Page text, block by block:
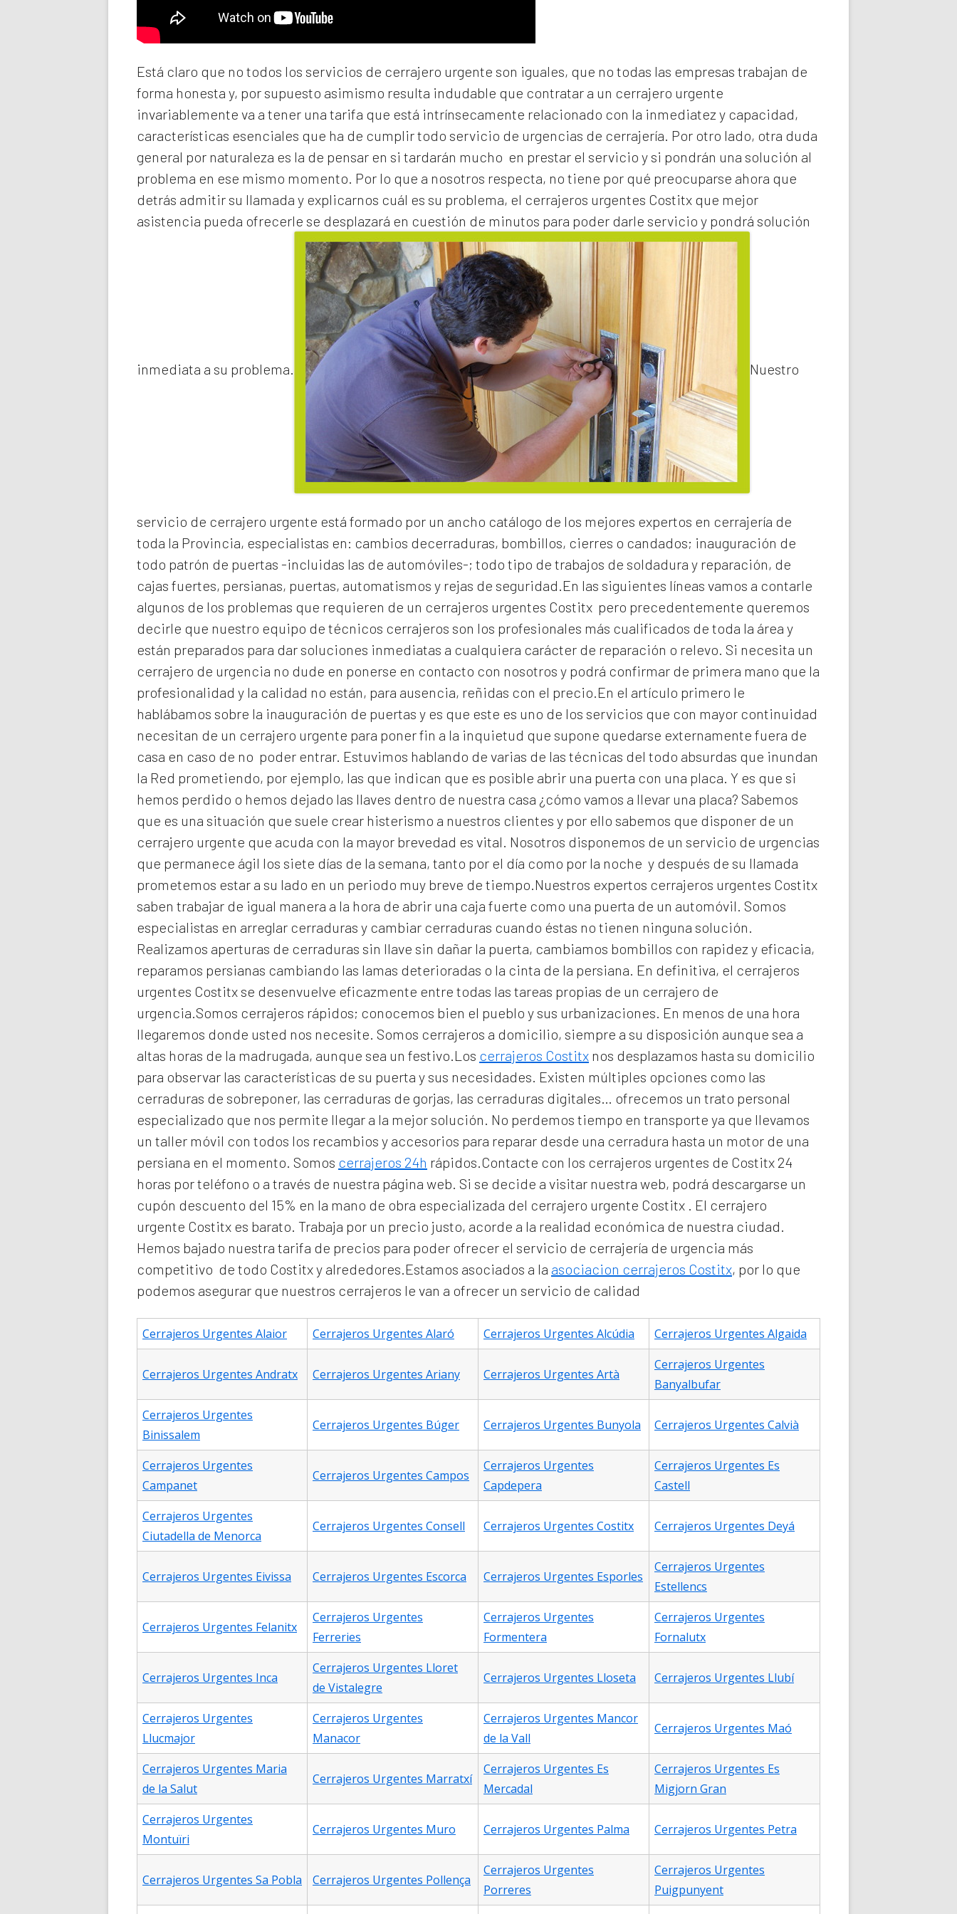
Está claro que no todos los servicios de cerrajero urgente son iguales, que no todas las empresas trabajan de
forma honesta y, por supuesto asimismo resulta indudable que contratar a un cerrajero urgente
invariablemente va a tener una tarifa que está intrínsecamente relacionado con la inmediatez y capacidad,
características esenciales que ha de cumplir todo servicio de urgencias de cerrajería. Por otro lado, otra duda
general por naturaleza es la de pensar en si tardarán mucho en prestar el servicio y si pondrán una solución al
problema en ese mismo momento. Por lo que a nosotros respecta, no tiene por qué preocuparse ahora que
detrás admitir su llamada y explicarnos cuál es su problema, el cerrajeros urgentes Costitx que mejor
asistencia pueda ofrecerle se desplazará en cuestión de minutos para poder darle servicio y pondrá solución
inmediata a su problema. Nuestro
servicio de cerrajero urgente está formado por un ancho catálogo de los mejores expertos en cerrajería de
toda la Provincia, especialistas en: cambios decerraduras, bombillos, cierres o candados; inauguración de
todo patrón de puertas -incluidas las de automóviles-; todo tipo de trabajos de soldadura y reparación, de
cajas fuertes, persianas, puertas, automatismos y rejas de seguridad.En las siguientes líneas vamos a contarle
algunos de los problemas que requieren de un cerrajeros urgentes Costitx pero precedentemente queremos
decirle que nuestro equipo de técnicos cerrajeros son los profesionales más cualificados de toda la área y
están preparados para dar soluciones inmediatas a cualquiera carácter de reparación o relevo. Si necesita un
cerrajero de urgencia no dude en ponerse en contacto con nosotros y podrá confirmar de primera mano que la
profesionalidad y la calidad no están, para ausencia, reñidas con el precio.En el artículo primero le
hablábamos sobre la inauguración de puertas y es que este es uno de los servicios que con mayor continuidad
necesitan de un cerrajero urgente para poner fin a la inquietud que supone quedarse externamente fuera de
casa en caso de no poder entrar. Estuvimos hablando de varias de las técnicas del todo absurdas que inundan
la Red prometiendo, por ejemplo, las que indican que es posible abrir una puerta con una placa. Y es que si
hemos perdido o hemos dejado las llaves dentro de nuestra casa ¿cómo vamos a llevar una placa? Sabemos
que es una situación que suele crear histerismo a nuestros clientes y por ello sabemos que disponer de un
cerrajero urgente que acuda con la mayor brevedad es vital. Nosotros disponemos de un servicio de urgencias
que permanece ágil los siete días de la semana, tanto por el día como por la noche y después de su llamada
prometemos estar a su lado en un periodo muy breve de tiempo.Nuestros expertos cerrajeros urgentes Costitx
saben trabajar de igual manera a la hora de abrir una caja fuerte como una puerta de un automóvil. Somos
especialistas en arreglar cerraduras y cambiar cerraduras cuando éstas no tienen ninguna solución.
Realizamos aperturas de cerraduras sin llave sin dañar la puerta, cambiamos bombillos con rapidez y eficacia,
reparamos persianas cambiando las lamas deterioradas o la cinta de la persiana. En definitiva, el cerrajeros
urgentes Costitx se desenvuelve eficazmente entre todas las tareas propias de un cerrajero de
urgencia.Somos cerrajeros rápidos; conocemos bien el pueblo y sus urbanizaciones. En menos de una hora
llegaremos donde usted nos necesite. Somos cerrajeros a domicilio, siempre a su disposición aunque sea a
altas horas de la madrugada, aunque sea un festivo.Los cerrajeros Costitx nos desplazamos hasta su domicilio
para observar las características de su puerta y sus necesidades. Existen múltiples opciones como las
cerraduras de sobreponer, las cerraduras de gorjas, las cerraduras digitales… ofrecemos un trato personal
especializado que nos permite llegar a la mejor solución. No perdemos tiempo en transporte ya que llevamos
un taller móvil con todos los recambios y accesorios para reparar desde una cerradura hasta un motor de una
persiana en el momento. Somos cerrajeros 24h rápidos.Contacte con los cerrajeros urgentes de Costitx 24
horas por teléfono o a través de nuestra página web. Si se decide a visitar nuestra web, podrá descargarse un
cupón descuento del 15% en la mano de obra especializada del cerrajero urgente Costitx . El cerrajero
urgente Costitx es barato. Trabaja por un precio justo, acorde a la realidad económica de nuestra ciudad.
Hemos bajado nuestra tarifa de precios para poder ofrecer el servicio de cerrajería de urgencia más
competitivo de todo Costitx y alrededores.Estamos asociados a la asociacion cerrajeros Costitx, por lo que
podemos asegurar que nuestros cerrajeros le van a ofrecer un servicio de calidad
Cerrajeros Urgentes Alaior Cerrajeros Urgentes Alaró Cerrajeros Urgentes Alcúdia Cerrajeros Urgentes Algaida
Cerrajeros Urgentes Andratx Cerrajeros Urgentes Ariany Cerrajeros Urgentes Artà
Cerrajeros Urgentes
Banyalbufar
Cerrajeros Urgentes
Binissalem
Cerrajeros Urgentes Búger Cerrajeros Urgentes Bunyola Cerrajeros Urgentes Calvià
Cerrajeros Urgentes
Campanet
Cerrajeros Urgentes Campos
Cerrajeros Urgentes
Capdepera
Cerrajeros Urgentes Es
Castell
Cerrajeros Urgentes
Ciutadella de Menorca
Cerrajeros Urgentes Consell Cerrajeros Urgentes Costitx Cerrajeros Urgentes Deyá
Cerrajeros Urgentes Eivissa Cerrajeros Urgentes Escorca Cerrajeros Urgentes Esporles
Cerrajeros Urgentes
Estellencs
Cerrajeros Urgentes Felanitx
Cerrajeros Urgentes
Ferreries
Cerrajeros Urgentes
Formentera
Cerrajeros Urgentes
Fornalutx
Cerrajeros Urgentes Inca
Cerrajeros Urgentes Lloret
de Vistalegre
Cerrajeros Urgentes Lloseta Cerrajeros Urgentes Llubí
Cerrajeros Urgentes
Llucmajor
Cerrajeros Urgentes
Manacor
Cerrajeros Urgentes Mancor
de la Vall
Cerrajeros Urgentes Maó
Cerrajeros Urgentes Maria
de la Salut
Cerrajeros Urgentes Marratxí
Cerrajeros Urgentes Es
Mercadal
Cerrajeros Urgentes Es
Migjorn Gran
Cerrajeros Urgentes
Montuïri
Cerrajeros Urgentes Muro Cerrajeros Urgentes Palma Cerrajeros Urgentes Petra
Cerrajeros Urgentes Sa Pobla Cerrajeros Urgentes Pollença
Cerrajeros Urgentes
Porreres
Cerrajeros Urgentes
Puigpunyent